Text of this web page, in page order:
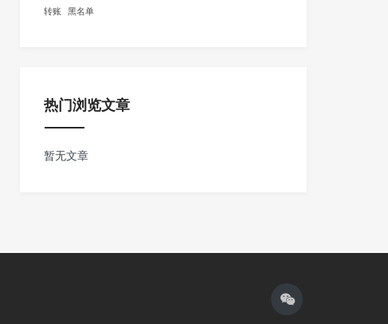
转账 黑名单
热门浏览文章
暂无文章